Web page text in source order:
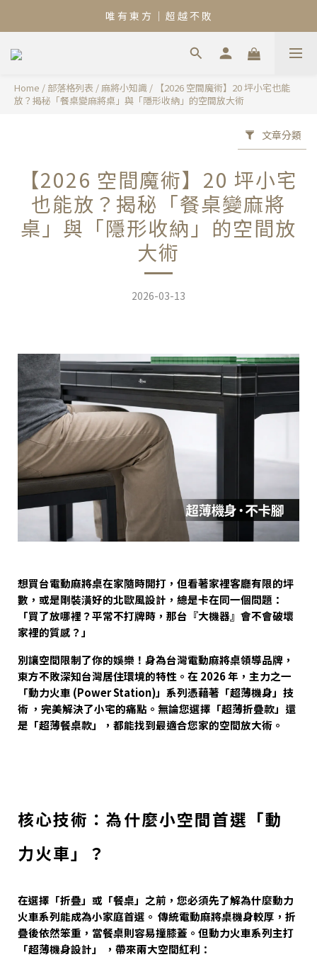
唯 有 東 方 ｜ 超 越 不 敗
Home / 部落格列表 /麻將小知識 /
【2026 空間魔術】20 坪小宅也能
放？揭秘「餐桌變麻將桌」與「隱形收納」的空間放大術
文章分類
【2026 空間魔術】20 坪小宅
也能放？揭秘「餐桌變麻將
桌」與「隱形收納」的空間放
大術
2026-03-13
想買台電動麻將桌在家隨時開打，但看著家裡客廳有限的坪
數，或是剛裝潢好的北歐風設計，總是卡在同一個問題：
「買了放哪裡？平常不打牌時，那台『大機器』會不會破壞
家裡的質感？」
別讓空間限制了你的娛樂！身為台灣電動麻將桌領導品牌，
東方不敗深知台灣居住環境的特性。在 2026 年，主力之一
「動力火車 (Power Station)」系列憑藉著「超薄機身」技
術 ，完美解決了小宅的痛點。無論您選擇「超薄折疊款」還
是「超薄餐桌款」
，都能找到最適合您家的空間放大術。
核心技術：為什麼小空間首選「動
力火車」？
在選擇「折疊」或「餐桌」之前，您必須先了解為什麼動力
火車系列能成為小家庭首選。 傳統電動麻將桌機身較厚，折
疊後依然笨重，當餐桌則容易撞膝蓋。但動力火車系列主打
「超薄機身設計」
，帶來兩大空間紅利：